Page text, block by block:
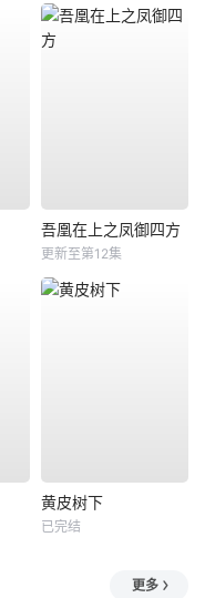
吾凰在上之凤御四方
更新至第12集
黄皮树下
已完结
更多